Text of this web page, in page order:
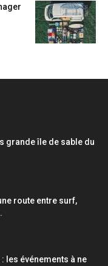
grande île de sable du
route entre surf,
les événements à ne